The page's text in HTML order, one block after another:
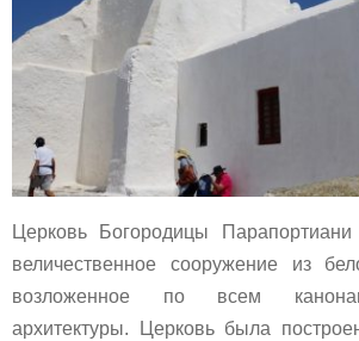
Церковь Богородицы
величественное сооружение из
возложенное по всем
архитектуры. Церковь была